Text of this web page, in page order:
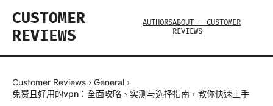
CUSTOMER
REVIEWS
AUTHORSABOUT — CUSTOMER
REVIEWS
Customer Reviews › General ›
免费且好用的vpn：全面攻略、实测与选择指南，教你快速上手